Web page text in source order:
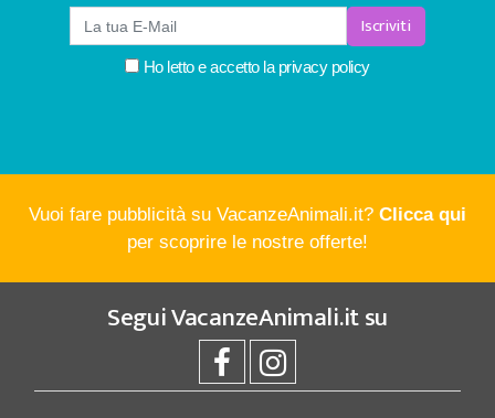
Iscriviti
Ho letto e accetto laprivacy policy
Vuoi fare pubblicità su VacanzeAnimali.it? Clicca qui
per scoprire le nostre offerte!
SeguiVacanzeAnimali.itsu